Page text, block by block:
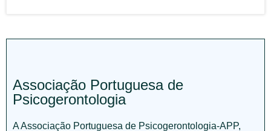
Associação Portuguesa de
Psicogerontologia
A Associação Portuguesa de Psicogerontologia-APP,